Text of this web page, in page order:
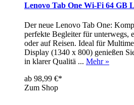
Lenovo Tab One Wi-Fi 64 GB
Der neue Lenovo Tab One:
perfekte Begleiter für unterwegs,
oder auf Reisen. Ideal für
Display (1340 x 800) genießen
in klarer Qualitä ... Mehr »
ab 98,99 €*
Zum Shop